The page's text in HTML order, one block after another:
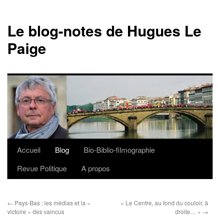
Le blog-notes de Hugues Le
Paige
Aller
Accueil Blog
Bio-Biblio-filmographie
Revue Politique
A propos
← Pays-Bas : les médias et la «
victoire » des vaincus
« Le Centre, au fond du couloir, à
droite… » →